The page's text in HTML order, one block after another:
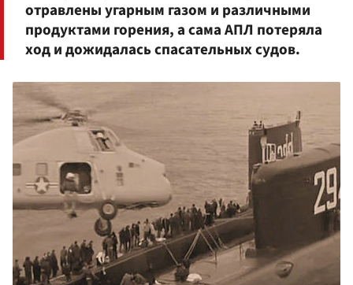
отравлены угарным газом и различными
продуктами горения, а сама АПЛ потеряла
ход и дожидалась спасательных судов.